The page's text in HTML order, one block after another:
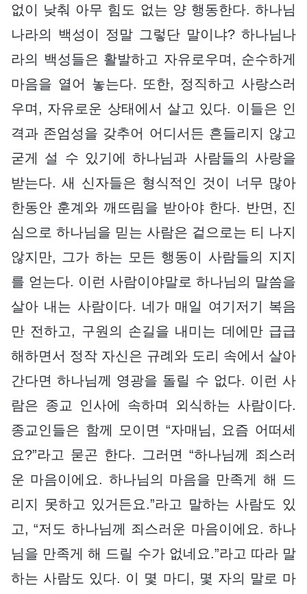
없이 낮춰 아무 힘도 없는 양 행동한다. 하나님
나라의 백성이 정말 그렇단 말이냐? 하나님나
라의 백성들은 활발하고 자유로우며, 순수하게
마음을 열어 놓는다. 또한, 정직하고 사랑스러
우며, 자유로운 상태에서 살고 있다. 이들은 인
격과 존엄성을 갖추어 어디서든 흔들리지 않고
굳게 설 수 있기에 하나님과 사람들의 사랑을
받는다. 새 신자들은 형식적인 것이 너무 많아
한동안 훈계와 깨뜨림을 받아야 한다. 반면, 진
심으로 하나님을 믿는 사람은 겉으로는 티 나지
않지만, 그가 하는 모든 행동이 사람들의 지지
를 얻는다. 이런 사람이야말로 하나님의 말씀을
살아 내는 사람이다. 네가 매일 여기저기 복음
만 전하고, 구원의 손길을 내미는 데에만 급급
해하면서 정작 자신은 규례와 도리 속에서 살아
간다면 하나님께 영광을 돌릴 수 없다. 이런 사
람은 종교 인사에 속하며 외식하는 사람이다.
종교인들은 함께 모이면 “자매님, 요즘 어떠세
요?”라고 묻곤 한다. 그러면 “하나님께 죄스러
운 마음이에요. 하나님의 마음을 만족게 해 드
리지 못하고 있거든요.”라고 말하는 사람도 있
고, “저도 하나님께 죄스러운 마음이에요. 하나
님을 만족게 해 드릴 수가 없네요.”라고 따라 말
하는 사람도 있다. 이 몇 마디, 몇 자의 말로 마